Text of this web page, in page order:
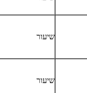
שיעור
שיעור